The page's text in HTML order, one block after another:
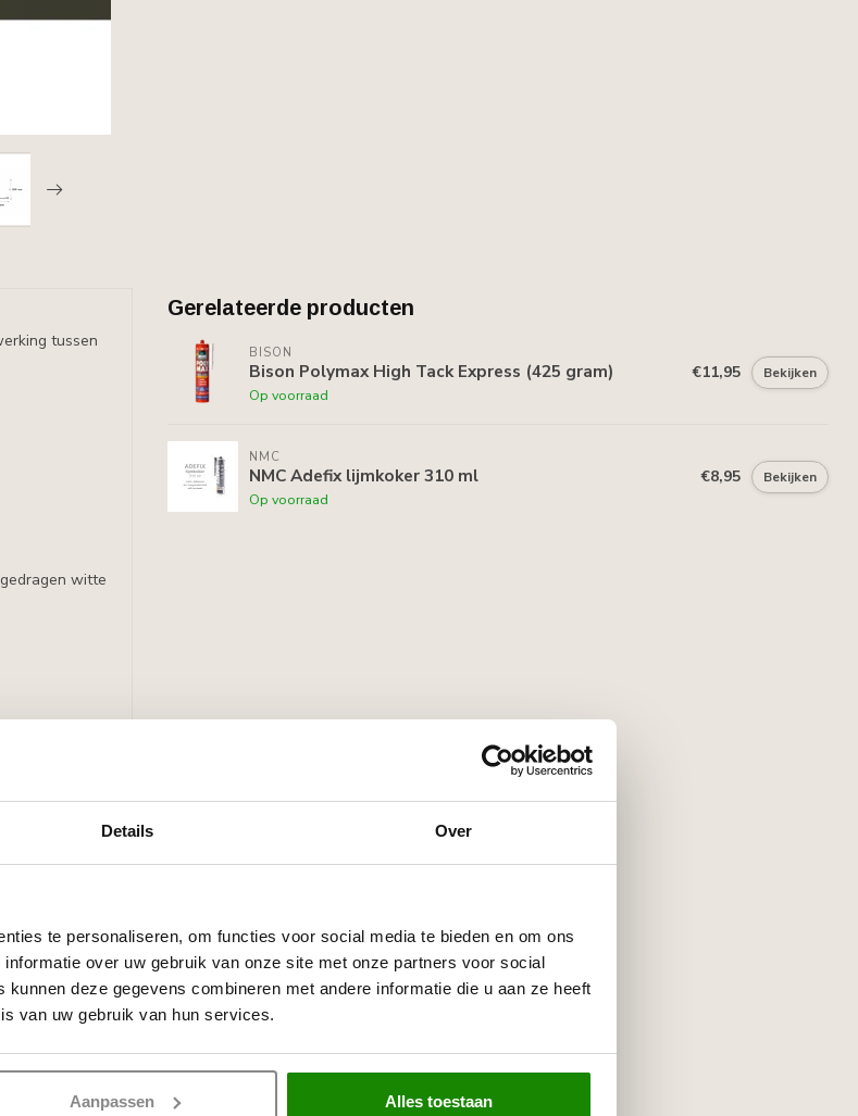
Details Over
te personaliseren, om functies voor social media te bieden en om ons
over uw gebruik van onze site met onze partners voor social
deze gegevens combineren met andere informatie die u aan ze heeft
van uw gebruik van hun services.
Aanpassen Alles toestaan
tussen
witte
Gerelateerde producten
BISON
Bison Polymax High Tack Express (425 gram)
Op voorraad
€11,95 Bekijken
NMC
NMC Adefix lijmkoker 310 ml
Op voorraad
€8,95 Bekijken